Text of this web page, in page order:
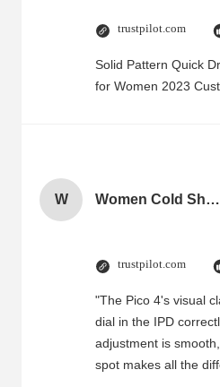
trustpilot.com
Solid Pattern Quick
for Women 2023
W Women Cold Shoulder V Neck Rayon Blouse
trustpilot.com
"The Pico 4's visual
dial in the IPD
adjustment is
spot makes all the